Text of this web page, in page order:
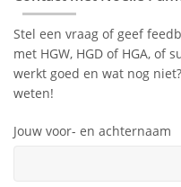
Stel een vraag of geef
met HGW, HGD of HGA, of
werkt goed en wat nog
weten!
Jouw voor- en achternaam